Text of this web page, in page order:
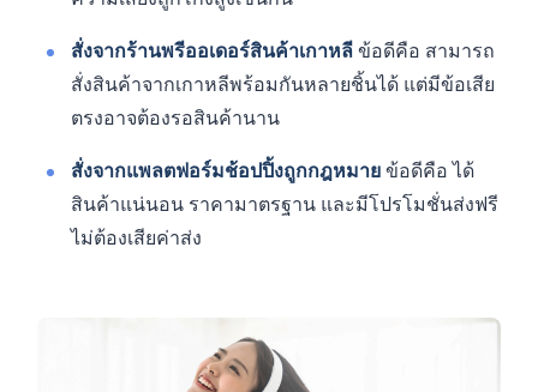
สั่งจากร้านพรีออเดอร์​สินค้าเกาหลีข้อดีคือ สามารถ
สั่งสินค้าจากเกาหลีพร้อมกันหลายชิ้นได้ แต่มีข้อเสีย
ตรงอาจต้องรอสินค้านาน
สั่งจากแพลตฟอร์มช้อปปิ้งถูกกฎหมายข้อดีคือ ได้
สินค้าแน่นอน ราคามาตรฐาน และมีโปรโมชั่นส่งฟรี
ไม่ต้องเสียค่าส่ง